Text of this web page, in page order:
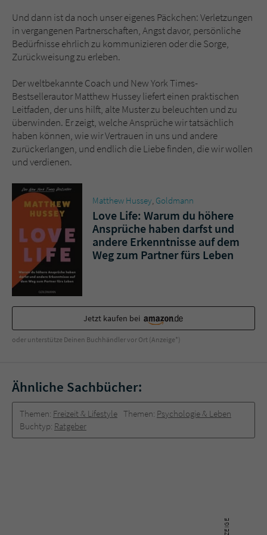
Und dann ist da noch unser eigenes Päckchen: Verletzungen
in vergangenen Partnerschaften, Angst davor, persönliche
Bedürfnisse ehrlich zu kommunizieren oder die Sorge,
Zurückweisung zu erleben.
Der weltbekannte Coach und New York Times-
Bestsellerautor Matthew Hussey liefert einen praktischen
Leitfaden, der uns hilft, alte Muster zu beleuchten und zu
überwinden. Er zeigt, welche Ansprüche wir tatsächlich
haben können, wie wir Vertrauen in uns und andere
zurückerlangen, und endlich die Liebe finden, die wir wollen
und verdienen.
Matthew Hussey, Goldmann
Love Life: Warum du höhere
Ansprüche haben darfst und
andere Erkenntnisse auf dem
Weg zum Partner fürs Leben
Jetzt kaufen bei
oder unterstütze Deinen Buchhändler vor Ort (Anzeige*)
Ähnliche Sachbücher:
Themen: Freizeit & Lifestyle Themen: Psychologie & Leben
Buchtyp: Ratgeber
überprüfen.